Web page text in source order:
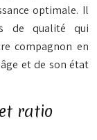
optimale. Il
de qualité qui
compagnon en
et de son état
ratio